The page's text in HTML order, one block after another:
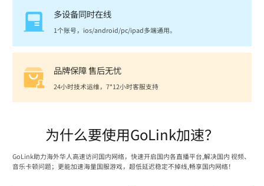
多设备同时在线
1个账号，ios/android/pc/ipad多端通用。
品牌保障 售后无忧
24小时技术运维，7*12小时客服支持
为什么要使用GoLink加速？
GoLink助力海外华人高速访问国内网络，快速开启国内各直播平台,解决国内 视频、
音乐卡顿问题；更能加速海量国服游戏，超低延迟稳定不掉线,畅享国内网络！